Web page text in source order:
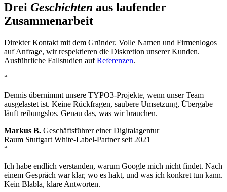
Drei Geschichten aus laufender
Zusammenarbeit
Direkter Kontakt mit dem Gründer. Volle Namen und Firmenlogos
auf Anfrage, wir respektieren die Diskretion unserer Kunden.
Ausführliche Fallstudien aufReferenzen.
“
Dennis übernimmt unsere TYPO3-Projekte, wenn unser Team
ausgelastet ist. Keine Rückfragen, saubere Umsetzung, Übergabe
läuft reibungslos. Genau das, was wir brauchen.
Markus B. Geschäftsführer einer Digitalagentur
Raum Stuttgart White-Label-Partner seit 2021
“
Ich habe endlich verstanden, warum Google mich nicht findet. Nach
einem Gespräch war klar, wo es hakt, und was ich konkret tun kann.
Kein Blabla, klare Antworten.